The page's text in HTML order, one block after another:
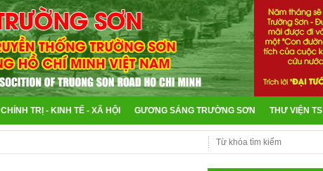
CHÍNH TRỊ - KINH TẾ - XÃ HỘI GƯƠNG SÁNG TRƯỜNG SƠN THƯ VIỆN TS